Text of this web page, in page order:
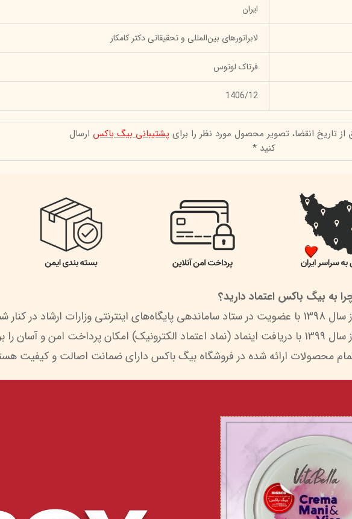
ایران
لابراتورهای بین‌المللی و تحقیقاتی دکتر کامکار
فرتاک لوتوس
1406/12
تاریخ انقضا، تصویر محصول مورد نظر را برای پشتیبانی بیگ باکس ارسال
کنید *
به بیگ باکس اعتماد دارید؟
در ستاد ساماندهی پایگاه‌های اینترنتی وزارات ارشاد در کنار شما هستیم.
اینماد (نماد اعتماد الکترونیک) امکان پرداخت امن و آسان را برای شما فراهم کردیم.
محصولات ارائه شده در فروشگاه بیگ باکس دارای ضمانت اصالت و کیفیت